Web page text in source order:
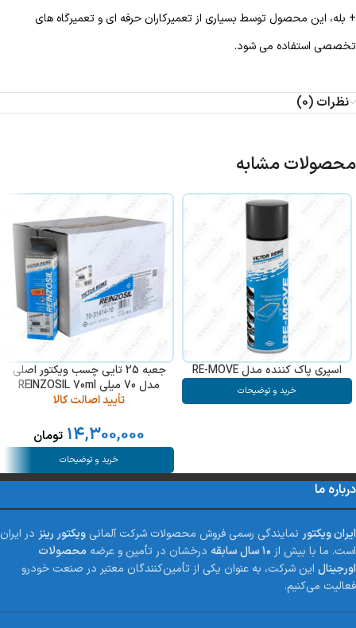
+ بله، این محصول توسط بسیاری از تعمیرکاران حرفه ای و تعمیرگاه های
تخصصی استفاده می شود.
نظرات (0)
محصولات مشابه
اسپری پاک کننده مدل RE-MOVE
خرید و توضیحات
جعبه 25 تایی چسب ویکتور اصلی
مدل 70 میلی REINZOSIL 70ml
تأیید اصالت کالا
14,300,000 تومان
خرید و توضیحات
درباره ما
ایران ویکتور نمایندگی رسمی فروش محصولات شرکت آلمانی ویکتور رینز در ایران
است. ما با بیش از ۱۰ سال سابقه درخشان در تأمین و عرضه محصولات
اورجینال این شرکت، به عنوان یکی از تأمین‌کنندگان معتبر در صنعت خودرو
فعالیت می‌کنیم.